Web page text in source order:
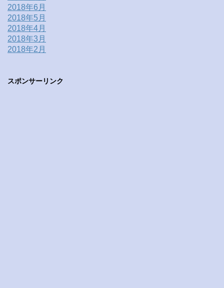
2018年6月
2018年5月
2018年4月
2018年3月
2018年2月
スポンサーリンク